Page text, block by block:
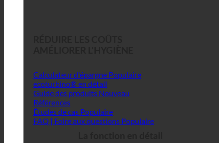
Calculateur d'épargne
ecoturbino® en détail
Guide des produits
Références
Études de cas
FAQ | Foire aux questions